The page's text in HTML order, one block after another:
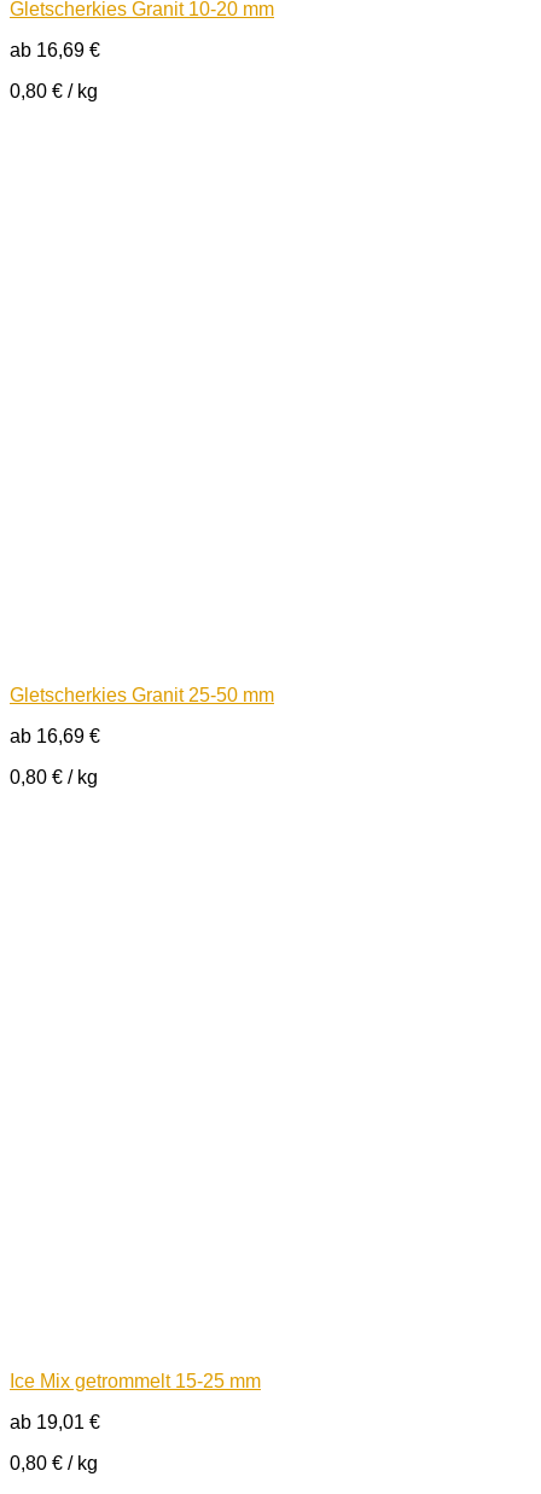
Gletscherkies Granit 10-20 mm
ab 16,69 €
0,80 € / kg
Gletscherkies Granit 25-50 mm
ab 16,69 €
0,80 € / kg
Ice Mix getrommelt 15-25 mm
ab 19,01 €
0,80 € / kg